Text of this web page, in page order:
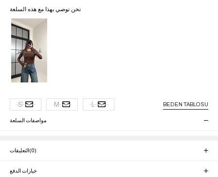
نحن نوصي بهذا مع هذه السلعة
غير متوفر
S M L BEDEN TABLOSU
مواصفات السلعة
التعليقات (0)
خيارات الدفع